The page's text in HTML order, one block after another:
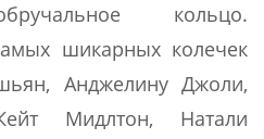
кольцо.
шикарных колечек
Анджелину Джоли,
Мидлтон, Натали